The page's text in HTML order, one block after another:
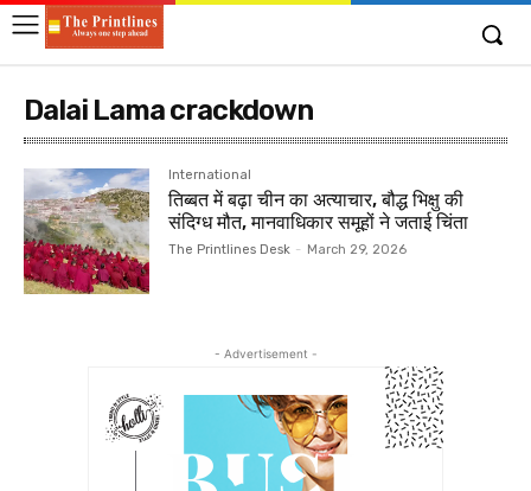
Dalai Lama crackdown
International
तिब्बत में बढ़ा चीन का अत्याचार, बौद्ध भिक्षु की
संदिग्ध मौत, मानवाधिकार समूहों ने जताई चिंता
The Printlines Desk - March 29, 2026
- Advertisement -